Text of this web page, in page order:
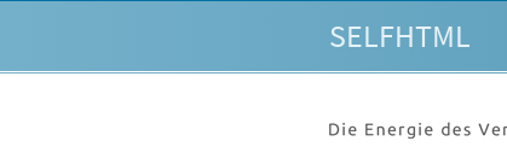
SELFHTML